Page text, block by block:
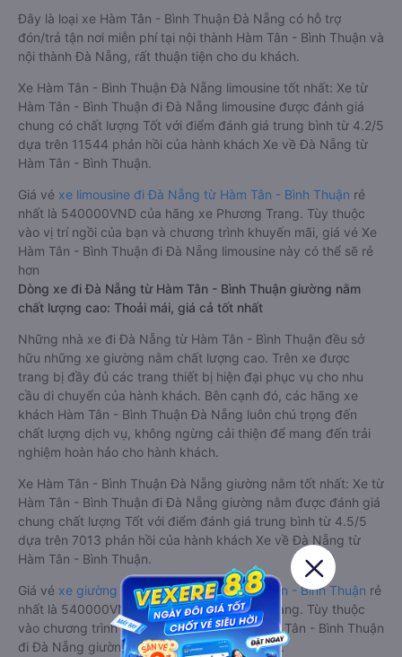
Đây là loại xe Hàm Tân - Bình Thuận Đà Nẵng có hỗ trợ
đón/trả tận nơi miễn phí tại nội thành Hàm Tân - Bình Thuận và
nội thành Đà Nẵng, rất thuận tiện cho du khách.
Xe Hàm Tân - Bình Thuận Đà Nẵng limousine tốt nhất: Xe từ
Hàm Tân - Bình Thuận đi Đà Nẵng limousine được đánh giá
chung có chất lượng Tốt với điểm đánh giá trung bình từ 4.2/5
dựa trên 11544 phản hồi của hành khách Xe về Đà Nẵng từ
Hàm Tân - Bình Thuận.
Giá vé xe limousine đi Đà Nẵng từ Hàm Tân - Bình Thuận rẻ
nhất là 540000VND của hãng xe Phương Trang. Tùy thuộc
vào vị trí ngồi của bạn và chương trình khuyến mãi, giá vé Xe
Hàm Tân - Bình Thuận đi Đà Nẵng limousine này có thể sẽ rẻ
hơn
Dòng xe đi Đà Nẵng từ Hàm Tân - Bình Thuận giường nằm
chất lượng cao: Thoải mái, giá cả tốt nhất
Những nhà xe đi Đà Nẵng từ Hàm Tân - Bình Thuận đều sở
hữu những xe giường nằm chất lượng cao. Trên xe được
trang bị đầy đủ các trang thiết bị hiện đại phục vụ cho nhu
cầu di chuyển của hành khách. Bên cạnh đó, các hãng xe
khách Hàm Tân - Bình Thuận Đà Nẵng luôn chú trọng đến
chất lượng dịch vụ, không ngừng cải thiện để mang đến trải
nghiệm hoàn hảo cho hành khách.
Xe Hàm Tân - Bình Thuận Đà Nẵng giường nằm tốt nhất: Xe từ
Hàm Tân - Bình Thuận đi Đà Nẵng giường nằm được đánh giá
chung chất lượng Tốt với điểm đánh giá trung bình từ 4.5/5
dựa trên 7013 phản hồi của hành khách Xe về Đà Nẵng từ
Hàm Tân - Bình Thuận.
Giá vé xe giường nằm đi Đà Nẵng từ Hàm Tân - Bình Thuận rẻ
nhất là 540000VND của hãng xe Phương Trang. Tùy thuộc
vào chương trình khuyến mãi, giá vé Xe Hàm Tân - Bình Thuận
đi Đà Nẵng giường nằm này có thể sẽ rẻ hơn.